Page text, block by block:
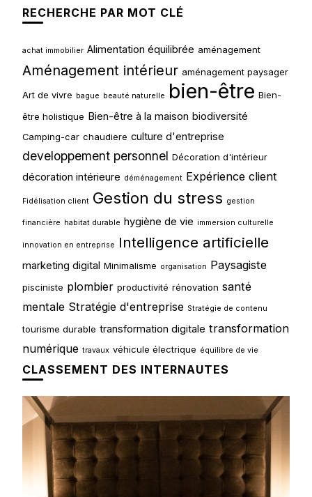
RECHERCHE PAR MOT CLÉ
achat immobilier Alimentation équilibrée aménagement
Aménagement intérieur aménagement paysager
Art de vivre bague beauté naturelle bien-être Bien-
être holistique Bien-être à la maison biodiversité
Camping-car chaudiere culture d'entreprise
developpement personnel Décoration d'intérieur
décoration intérieure déménagement Expérience client
Fidélisation client Gestion du stress gestion
financière habitat durable hygiène de vie immersion culturelle
innovation en entreprise Intelligence artificielle
marketing digital Minimalisme organisation Paysagiste
pisciniste plombier productivité rénovation santé
mentale Stratégie d'entreprise Stratégie de contenu
tourisme durable transformation digitale transformation
numérique travaux véhicule électrique équilibre de vie
CLASSEMENT DES INTERNAUTES